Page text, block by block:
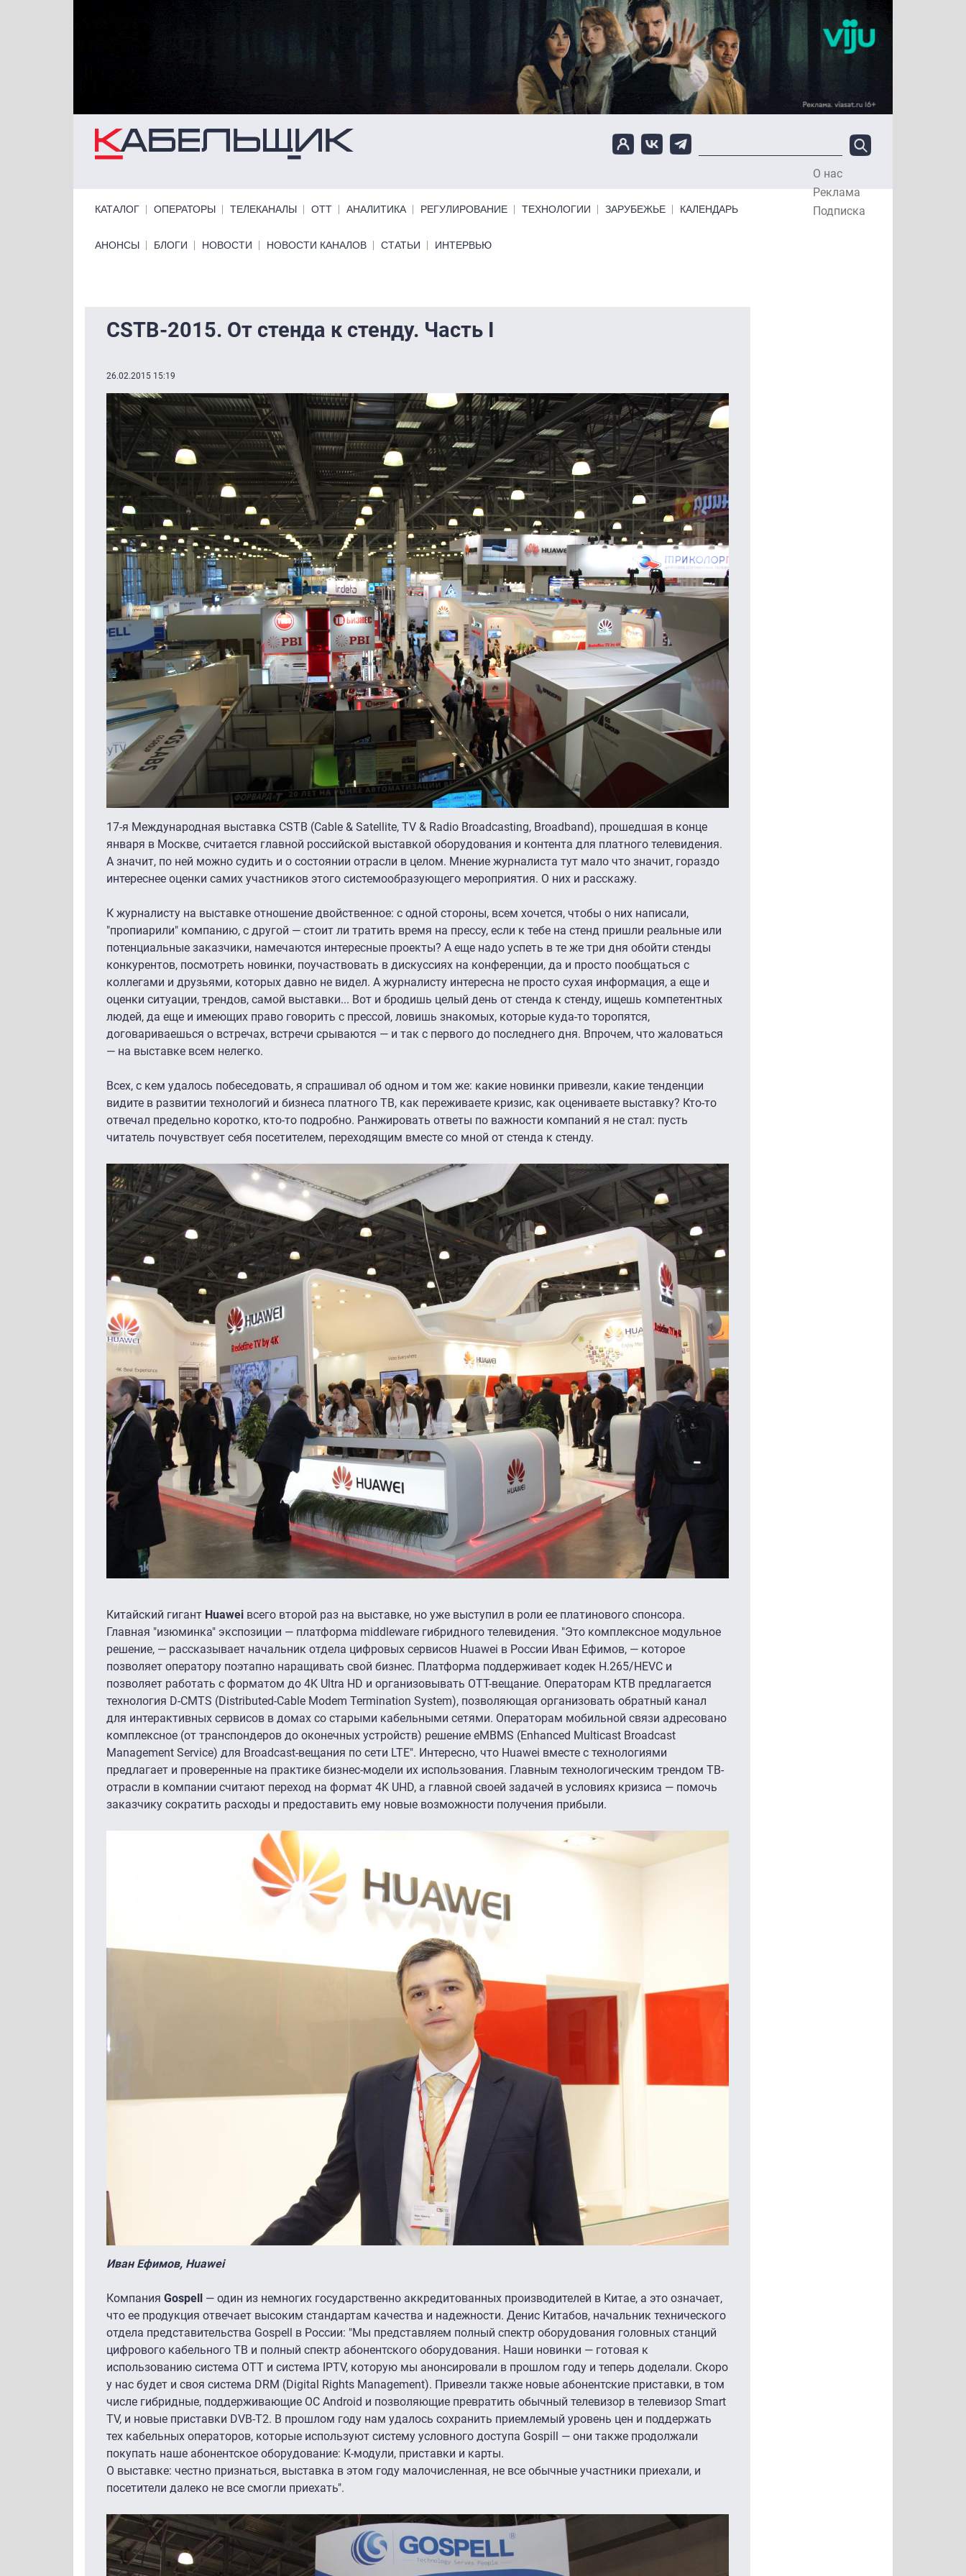
О нас
Реклама
Подписка
КАТАЛОГ ОПЕРАТОРЫ ТЕЛЕКАНАЛЫ ОТТ АНАЛИТИКА РЕГУЛИРОВАНИЕ ТЕХНОЛОГИИ ЗАРУБЕЖЬЕ КАЛЕНДАРЬ
Primary links bottom
АНОНСЫ БЛОГИ НОВОСТИ НОВОСТИ КАНАЛОВ СТАТЬИ ИНТЕРВЬЮ
CSTB-2015. От стенда к стенду. Часть I
26.02.2015 15:19
17-я Международная выставка CSTB (Cable & Satellite, TV & Radio Broadcasting, Broadband), прошедшая в конце
января в Москве, считается главной российской выставкой оборудования и контента для платного телевидения.
А значит, по ней можно судить и о состоянии отрасли в целом. Мнение журналиста тут мало что значит, гораздо
интереснее оценки самих участников этого системообразующего мероприятия. О них и расскажу.
К журналисту на выставке отношение двойственное: с одной стороны, всем хочется, чтобы о них написали,
"пропиарили" компанию, с другой — стоит ли тратить время на прессу, если к тебе на стенд пришли реальные или
потенциальные заказчики, намечаются интересные проекты? А еще надо успеть в те же три дня обойти стенды
конкурентов, посмотреть новинки, поучаствовать в дискуссиях на конференции, да и просто пообщаться с
коллегами и друзьями, которых давно не видел. А журналисту интересна не просто сухая информация, а еще и
оценки ситуации, трендов, самой выставки... Вот и бродишь целый день от стенда к стенду, ищешь компетентных
людей, да еще и имеющих право говорить с прессой, ловишь знакомых, которые куда-то торопятся,
договариваешься о встречах, встречи срываются — и так с первого до последнего дня. Впрочем, что жаловаться
— на выставке всем нелегко.
Всех, с кем удалось побеседовать, я спрашивал об одном и том же: какие новинки привезли, какие тенденции
видите в развитии технологий и бизнеса платного ТВ, как переживаете кризис, как оцениваете выставку? Кто-то
отвечал предельно коротко, кто-то подробно. Ранжировать ответы по важности компаний я не стал: пусть
читатель почувствует себя посетителем, переходящим вместе со мной от стенда к стенду.
Китайский гигант Huawei всего второй раз на выставке, но уже выступил в роли ее платинового спонсора.
Главная "изюминка" экспозиции — платформа middleware гибридного телевидения. "Это комплексное модульное
решение, — рассказывает начальник отдела цифровых сервисов Huawei в России Иван Ефимов, — которое
позволяет оператору поэтапно наращивать свой бизнес. Платформа поддерживает кодек H.265/HEVC и
позволяет работать с форматом до 4K Ultra HD и организовывать ОТТ-вещание. Операторам КТВ предлагается
технология D-CMTS (Distributed-Cable Modem Termination System), позволяющая организовать обратный канал
для интерактивных сервисов в домах со старыми кабельными сетями. Операторам мобильной связи адресовано
комплексное (от транспондеров до оконечных устройств) решение eMBMS (Еnhanced Multicast Broadcast
Management Service) для Broadcast-вещания по сети LTE". Интересно, что Huawei вместе с технологиями
предлагает и проверенные на практике бизнес-модели их использования. Главным технологическим трендом ТВ-
отрасли в компании считают переход на формат 4K UHD, а главной своей задачей в условиях кризиса — помочь
заказчику сократить расходы и предоставить ему новые возможности получения прибыли.
Иван Ефимов, Huawei
Компания Gospell
— один из немногих государственно аккредитованных производителей в Китае, а это означает,
что ее продукция отвечает высоким стандартам качества и надежности. Денис Китабов, начальник технического
отдела представительства Gospell в России: "Мы представляем полный спектр оборудования головных станций
цифрового кабельного ТВ и полный спектр абонентского оборудования. Наши новинки — готовая к
использованию система ОТТ и система IPTV, которую мы анонсировали в прошлом году и теперь доделали. Скоро
у нас будет и своя система DRM (Digital Rights Management). Привезли также новые абонентские приставки, в том
числе гибридные, поддерживающие ОС Android и позволяющие превратить обычный телевизор в телевизор Smart
TV, и новые приставки DVB-T2. В прошлом году нам удалось сохранить приемлемый уровень цен и поддержать
тех кабельных операторов, которые используют систему условного доступа Gospill — они также продолжали
покупать наше абонентское оборудование: К-модули, приставки и карты.
О выставке: честно признаться, выставка в этом году малочисленная, не все обычные участники приехали, и
посетители далеко не все смогли приехать".